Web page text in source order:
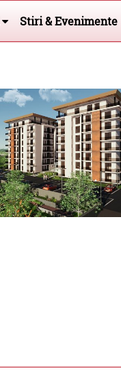
Stiri & Evenimente